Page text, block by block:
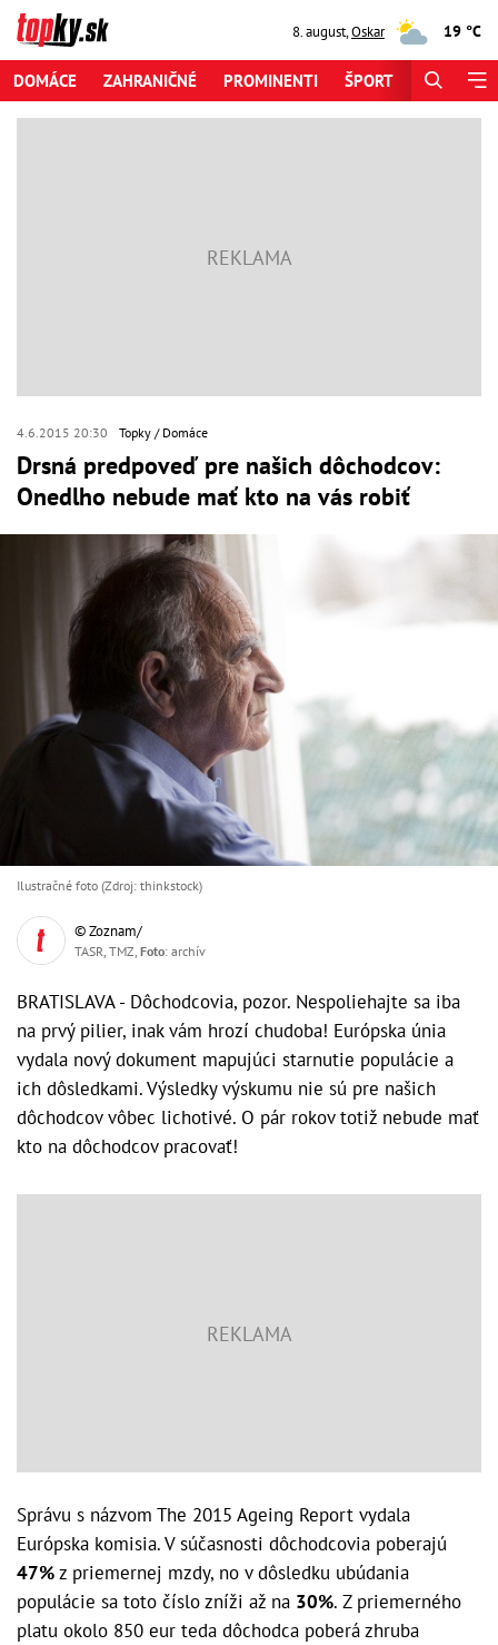
8. august,Oskar 19 °C
DOMÁCE ZAHRANIČNÉ PROMINENTI ŠPORT
4.6.2015 20:30 Topky Domáce
Drsná predpoveď pre našich dôchodcov:
Onedlho nebude mať kto na vás robiť
Ilustračné foto (Zdroj: thinkstock)
© Zoznam/
TASR, TMZ, Foto: archív
BRATISLAVA - Dôchodcovia, pozor. Nespoliehajte sa iba
na prvý pilier, inak vám hrozí chudoba! Európska únia
vydala nový dokument mapujúci starnutie populácie a
ich dôsledkami. Výsledky výskumu nie sú pre našich
dôchodcov vôbec lichotivé. O pár rokov totiž nebude mať
kto na dôchodcov pracovať!
Správu s názvom The 2015 Ageing Report vydala
Európska komisia. V súčasnosti dôchodcovia poberajú
47%z priemernej mzdy, no v dôsledku ubúdania
populácie sa toto číslo zníži až na 30%. Z priemerného
platu okolo 850 eur teda dôchodca poberá zhruba